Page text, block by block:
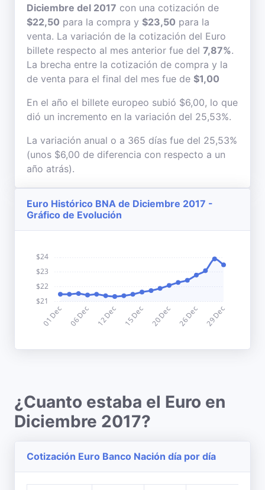
Diciembre del 2017 con una cotización de
$22,50 para la compra y $23,50 para la
venta. La variación de la cotización del Euro
billete respecto al mes anterior fue del 7,87%.
La brecha entre la cotización de compra y la
de venta para el final del mes fue de $1,00
En el año el billete europeo subió $6,00, lo que
dió un incremento en la variación del 25,53%.
La variación anual o a 365 días fue del 25,53%
(unos $6,00 de diferencia con respecto a un
año atrás).
Euro Histórico BNA de Diciembre 2017 -
Gráfico de Evolución
¿Cuanto estaba el Euro en
Diciembre 2017?
Cotización Euro Banco Nación día por día